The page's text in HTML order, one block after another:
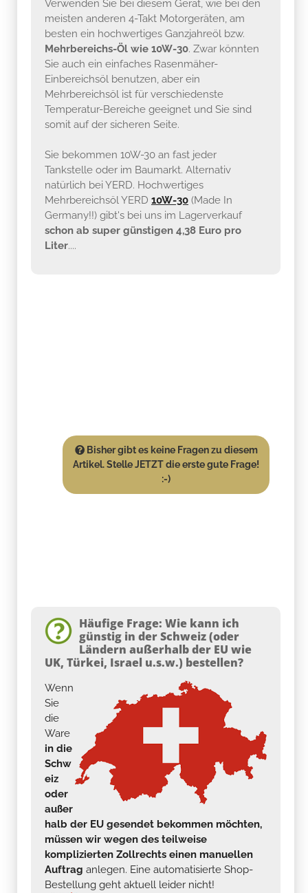
Verwenden Sie bei diesem Gerät, wie bei den
meisten anderen 4-Takt Motorgeräten, am
besten ein hochwertiges Ganzjahreöl bzw.
Mehrbereichs-Öl wie 10W-30. Zwar könnten
Sie auch ein einfaches Rasenmäher-
Einbereichsöl benutzen, aber ein
Mehrbereichsöl ist für verschiedenste
Temperatur-Bereiche geeignet und Sie sind
somit auf der sicheren Seite.
Sie bekommen 10W-30 an fast jeder
Tankstelle oder im Baumarkt. Alternativ
natürlich bei YERD. Hochwertiges
Mehrbereichsöl YERD 10W-30 (Made In
Germany!!) gibt's bei uns im Lagerverkauf
schon ab super günstigen 4,38 Euro pro
Liter....
Bisher gibt es keine Fragen zu diesem
Artikel. Stelle JETZT die erste gute Frage!
:-)
Häufige Frage: Wie kann ich
günstig in der Schweiz (oder
Ländern außerhalb der EU wie
UK, Türkei, Israel u.s.w.) bestellen?
Wenn
Sie
die
Ware
in die
Schw
eiz
oder
außer
halb der EU gesendet bekommen möchten,
müssen wir wegen des teilweise
komplizierten Zollrechts einen manuellen
Auftrag anlegen. Eine automatisierte Shop-
Bestellung geht aktuell leider nicht!